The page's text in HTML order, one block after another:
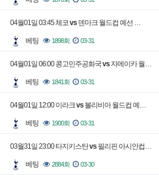
04월01일 03:45 체코vs 덴마크 월드컵 예선 …
베팅 1898회 03-31
04월01일 06:00 콩고민주공화국vs 자메이카 월…
베팅 1841회 03-31
04월01일 12:00 이라크vs 볼리비아 월드컵 예…
베팅 1900회 03-31
03월31일 23:00 타지키스탄vs 필리핀 아시안컵…
베팅 2884회 03-30